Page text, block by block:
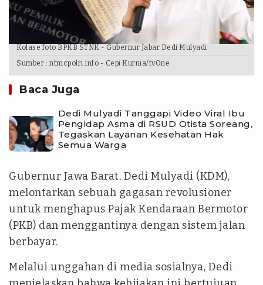
Kolase foto BPKB STNK - Gubernur Jabar Dedi Mulyadi
Sumber : ntmcpolri.info - Cepi Kurnia/tvOne
Baca Juga
Dedi Mulyadi Tanggapi Video Viral Ibu
Pengidap Asma di RSUD Otista Soreang,
Tegaskan Layanan Kesehatan Hak
Semua Warga
Gubernur Jawa Barat, Dedi Mulyadi (KDM),
melontarkan sebuah gagasan revolusioner
untuk menghapus Pajak Kendaraan Bermotor
(PKB) dan menggantinya dengan sistem jalan
berbayar.
Melalui unggahan di media sosialnya, Dedi